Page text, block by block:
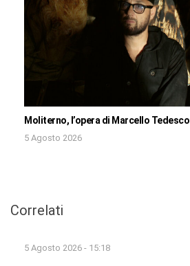
Moliterno, l’opera di Marcello Tedesco
5 Agosto 2026
Correlati
5 Agosto 2026 - 15:18